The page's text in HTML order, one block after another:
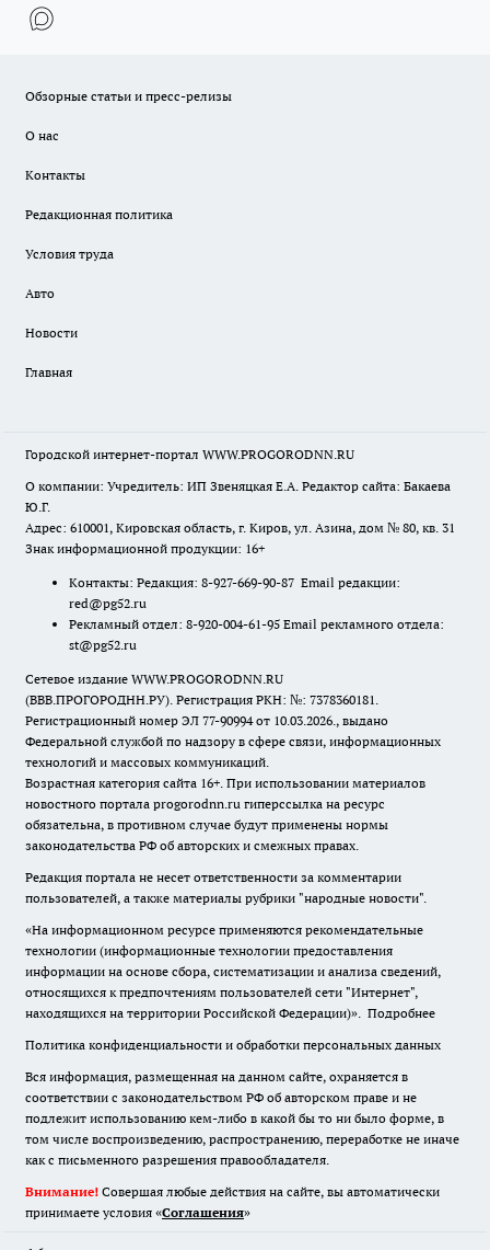
Обзорные статьи и пресс-релизы
О нас
Контакты
Редакционная политика
Условия труда
Авто
Новости
Главная
Городской интернет-портал WWW.PROGORODNN.RU
О компании: Учредитель: ИП Звеняцкая Е.А. Редактор сайта: Бакаева
Ю.Г.
Адрес: 610001, Кировская область, г. Киров, ул. Азина, дом № 80, кв. 31
Знак информационной продукции: 16+
Контакты: Редакция: 8-927-669-90-87 Email редакции:
red@pg52.ru
Рекламный отдел: 8-920-004-61-95 Email рекламного отдела:
st@pg52.ru
Сетевое издание WWW.PROGORODNN.RU
(ВВВ.ПРОГОРОДНН.РУ). Регистрация РКН: №: 7378360181.
Регистрационный номер ЭЛ 77-90994 от 10.03.2026., выдано
Федеральной службой по надзору в сфере связи, информационных
технологий и массовых коммуникаций.
Возрастная категория сайта 16+. При использовании материалов
новостного портала progorodnn.ru гиперссылка на ресурс
обязательна, в противном случае будут применены нормы
законодательства РФ об авторских и смежных правах.
Редакция портала не несет ответственности за комментарии
пользователей, а также материалы рубрики "народные новости".
«На информационном ресурсе применяются рекомендательные
технологии (информационные технологии предоставления
информации на основе сбора, систематизации и анализа сведений,
относящихся к предпочтениям пользователей сети "Интернет",
находящихся на территории Российской Федерации)». Подробнее
Политика конфиденциальности и обработки персональных данных
Вся информация, размещенная на данном сайте, охраняется в
соответствии с законодательством РФ об авторском праве и не
подлежит использованию кем-либо в какой бы то ни было форме, в
том числе воспроизведению, распространению, переработке не иначе
как с письменного разрешения правообладателя.
Внимание! Совершая любые действия на сайте, вы автоматически
принимаете условия «Cоглашения»